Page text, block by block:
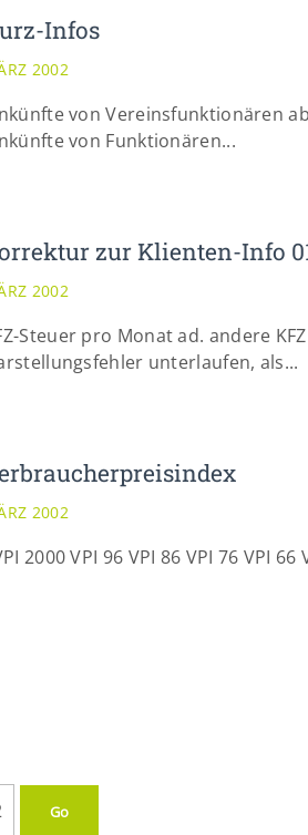
Infos
2002
von Vereinsfunktionären
von Funktionären...
zur Klienten-Info
2002
Steuer pro Monat ad. andere
unterlaufen, als...
2002
2000 VPI 96 VPI 86 VPI 76 VPI